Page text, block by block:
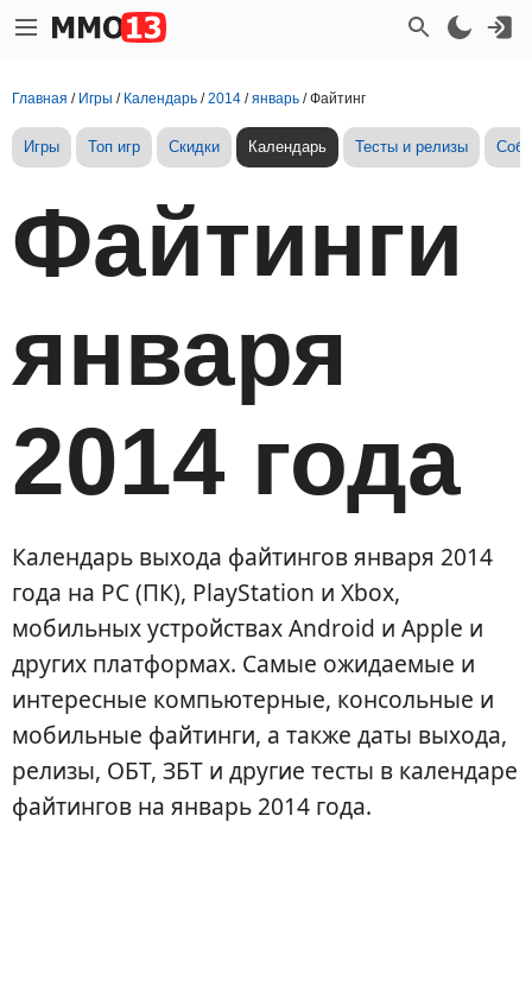
Главная / Игры / Календарь /2014 /январь /Файтинг
Игры Топ игр Скидки Календарь Тесты и релизы
Файтинги
января
2014 года
Календарь выхода файтингов января 2014
года на PC (ПК), PlayStation и Xbox,
мобильных устройствах Android и Apple и
других платформах. Самые ожидаемые и
интересные компьютерные, консольные и
мобильные файтинги, а также даты выхода,
релизы, ОБТ, ЗБТ и другие тесты в календаре
файтингов на январь 2014 года.